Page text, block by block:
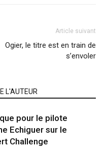
Article suivant
Ogier, le titre est en train de
s’envoler
L'AUTEUR
pour le pilote
Echiguer sur le
Challenge